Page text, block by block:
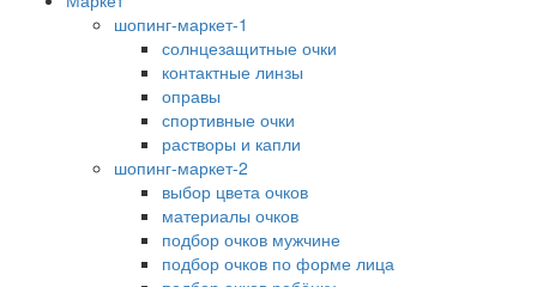
шопинг-маркет-1
солнцезащитные очки
контактные линзы
оправы
спортивные очки
растворы и капли
шопинг-маркет-2
выбор цвета очков
материалы очков
подбор очков мужчине
подбор очков по форме лица